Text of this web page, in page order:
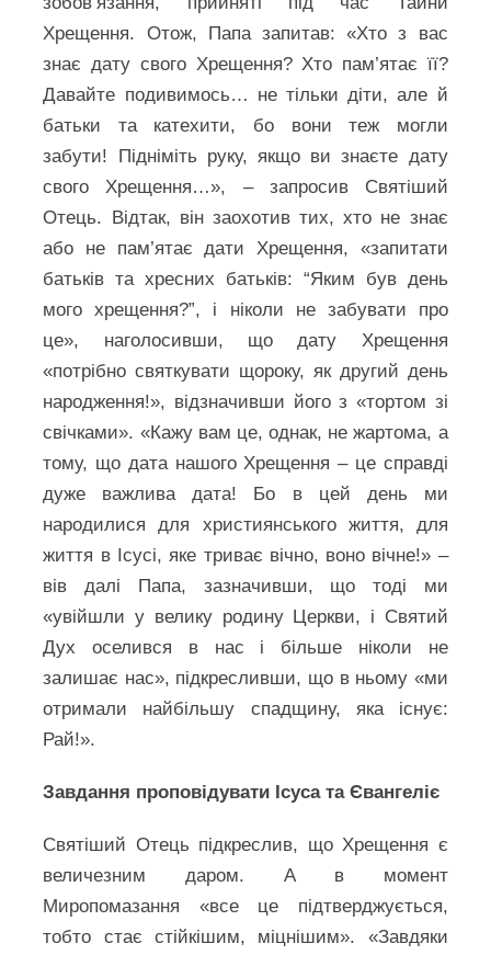
Хрещення. Отож, Папа запитав: «Хто з вас
знає дату свого Хрещення? Хто пам’ятає її?
Давайте подивимось… не тільки діти, але й
батьки та катехити, бо вони теж могли
забути! Підніміть руку, якщо ви знаєте дату
свого Хрещення…», – запросив Святіший
Отець. Відтак, він заохотив тих, хто не знає
або не пам’ятає дати Хрещення, «запитати
батьків та хресних батьків: “Яким був день
мого хрещення?”, і ніколи не забувати про
це», наголосивши, що дату Хрещення
«потрібно святкувати щороку, як другий день
народження!», відзначивши його з «тортом зі
свічками». «Кажу вам це, однак, не жартома, а
тому, що дата нашого Хрещення – це справді
дуже важлива дата! Бо в цей день ми
народилися для християнського життя, для
життя в Ісусі, яке триває вічно, воно вічне!» –
вів далі Папа, зазначивши, що тоді ми
«увійшли у велику родину Церкви, і Святий
Дух оселився в нас і більше ніколи не
залишає нас», підкресливши, що в ньому «ми
отримали найбільшу спадщину, яка існує:
Рай!».
Завдання проповідувати Ісуса та Євангеліє
Святіший Отець підкреслив, що Хрещення є
величезним даром. А в момент
Миропомазання «все це підтверджується,
тобто стає стійкішим, міцнішим». «Завдяки